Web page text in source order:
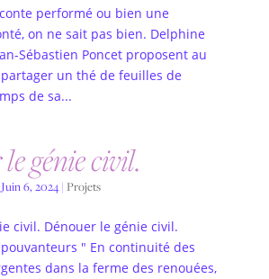
performé ou bien une
on ne sait pas bien. Delphine
Sébastien Poncet proposent au
un thé de feuilles de
de sa...
génie civil.
Juin 6, 2024| Projets
civil. Dénouer le génie civil.
" En continuité des
dans la ferme des renouées,